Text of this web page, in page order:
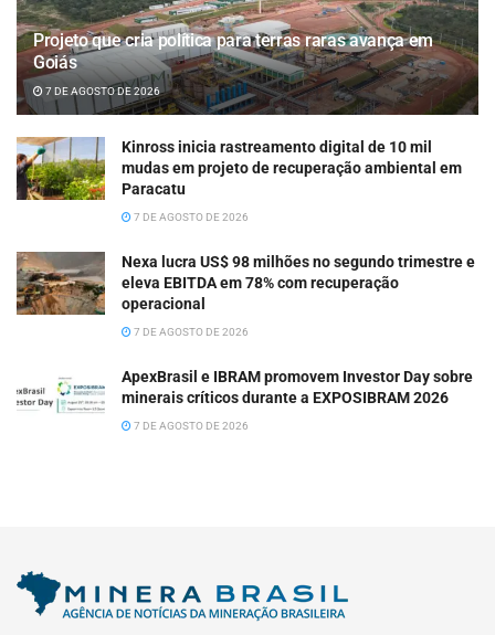
Projeto que cria política para terras raras avança em
Goiás
7 DE AGOSTO DE 2026
Kinross inicia rastreamento digital de 10 mil
mudas em projeto de recuperação ambiental em
Paracatu
7 DE AGOSTO DE 2026
Nexa lucra US$ 98 milhões no segundo trimestre e
eleva EBITDA em 78% com recuperação
operacional
7 DE AGOSTO DE 2026
ApexBrasil e IBRAM promovem Investor Day sobre
minerais críticos durante a EXPOSIBRAM 2026
7 DE AGOSTO DE 2026